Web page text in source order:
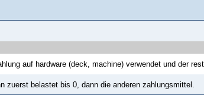
auf hardware (deck, machine) verwendet und der
zuerst belastet bis 0, dann die anderen zahlungsmittel.